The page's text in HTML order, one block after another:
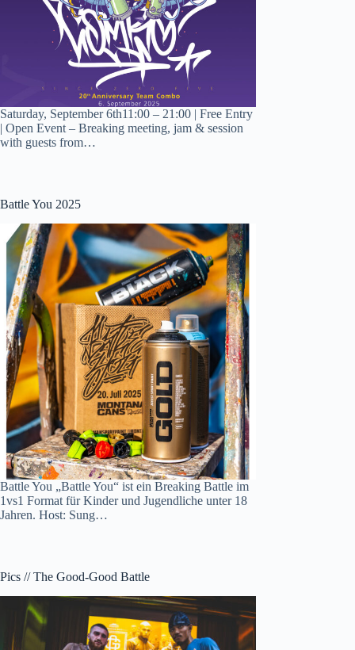
Saturday, September 6th11:00 – 21:00 | Free Entry
| Open Event – Breaking meeting, jam & session
with guests from…
Battle You 2025
Battle You „Battle You“ ist ein Breaking Battle im
1vs1 Format für Kinder und Jugendliche unter 18
Jahren. Host: Sung…
Pics // The Good-Good Battle